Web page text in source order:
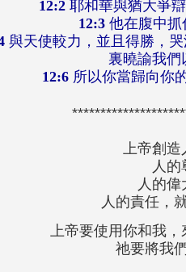
12:2耶和華與猶大爭辯
12:3他在腹中抓
與天使較力，並且得勝，
裏曉諭我們
12:6所以你當歸向你
上帝創造
人
人的
人的責任，
上帝要使用你和我
祂要將我